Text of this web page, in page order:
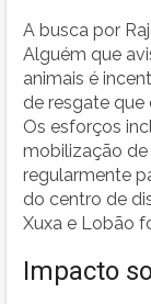
A busca por
Alguém que
animais é
de resgate que
Os esforços
mobilização de
regularmente
do centro de
Xuxa e Lobão
Impacto